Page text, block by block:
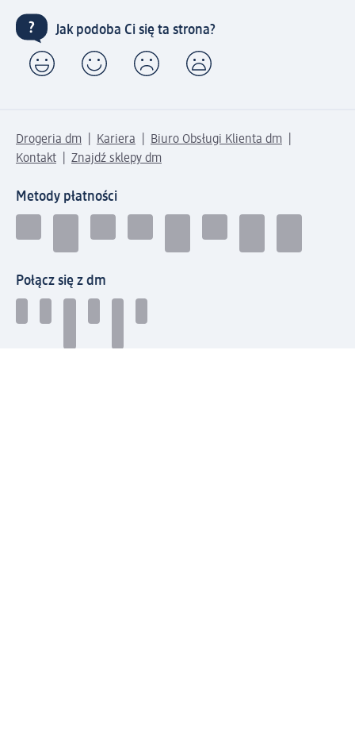
Jak podoba Ci się ta strona?
Drogeria dm Kariera
Biuro Obsługi Klienta dm
Kontakt
Znajdź sklepy dm
Metody płatności
Połącz się z dm